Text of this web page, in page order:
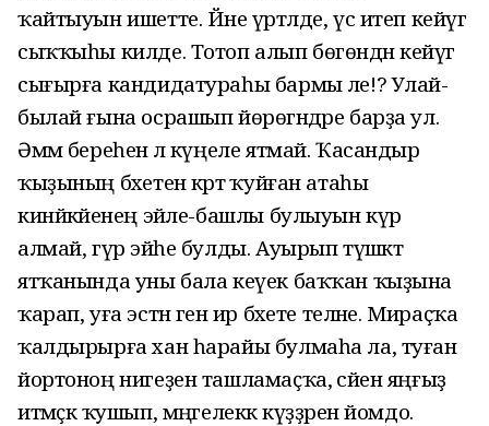
ҡайтыуын ишетте. Йәне үртәлде, үс итеп кейәүгә
сыҡҡыһы килде. Тотоп алып бөгөндән кейәүгә
сығырға кандидатураһы бармы әле!? Улай-
былай ғына осрашып йөрөгәндәре барҙа ул.
Әммә береһенә лә күңеле ятмай. Ҡасандыр
ҡыҙының бәхетенә кәртә ҡуйған атаһы
кинйәкәйенең эйәле-башлы булыуын күрә
алмай, гүр эйәһе булды. Ауырып түшәктә
ятҡанында уны бала кеүек баҡҡан ҡыҙына
ҡарап, уға эстән генә ир бәхете теләне. Мираҫҡа
ҡалдырырға хан һарайы булмаһа ла, туған
йортоноң нигеҙен ташламаҫҡа, әсәйен яңғыҙ
итмәҫкә ҡушып, мәңгелеккә күҙҙәрен йомдо.